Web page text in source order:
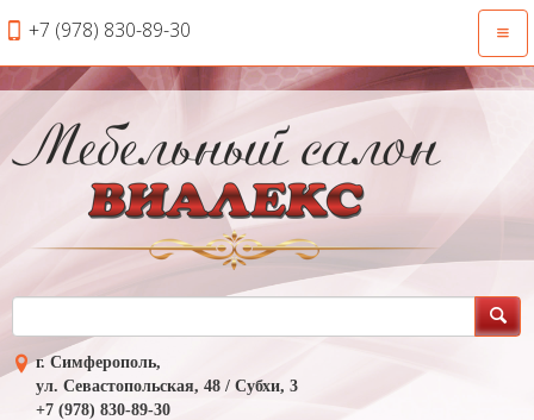
+7 (978) 830-89-30
г. Симферополь,
ул. Севастопольская, 48 / Субхи, 3
+7 (978) 830-89-30